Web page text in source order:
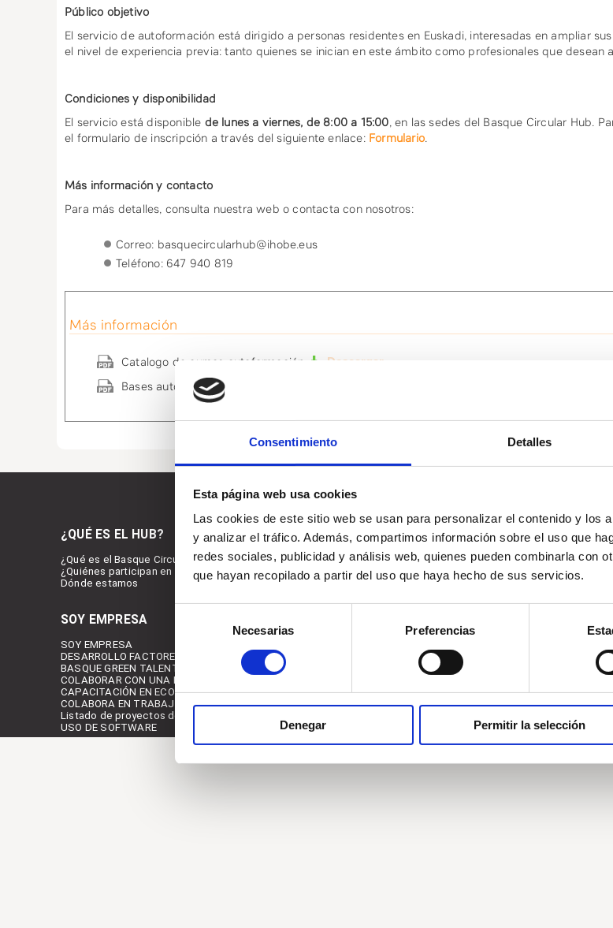
Consentimiento Detalles
Esta página web usa cookies
Las cookies de este sitio web se usan para personalizar el contenido y los
y analizar el tráfico. Además, compartimos información sobre el uso que
redes sociales, publicidad y análisis web, quienes pueden combinarla con
que hayan recopilado a partir del uso que haya hecho de sus servicios.
consentimiento
Necesarias Preferencias
Denegar Permitir la selección
Público objetivo
El servicio de autoformación está dirigido a personas residentes en Euskadi, interesadas en ampliar
el nivel de experiencia previa: tanto quienes se inician en este ámbito como profesionales que
Condiciones y disponibilidad
El servicio está disponible de lunes a viernes, de 8:00 a 15:00, en las sedes del Basque Circular Hub.
el formulario de inscripción a través del siguiente enlace: Formulario.
Más información y contacto
Para más detalles, consulta nuestra web o contacta con nosotros:
Correo: basquecircularhub@ihobe.eus
Teléfono: 647 940 819
Más información
Catalogo de cursos autoformación
Bases autoformación
¿QUÉ ES EL HUB?
¿Qué es el Basque Circular HUB?
¿Quiénes participan en la iniciativa?
Dónde estamos
NOTICIAS PUBLICACIONES
Egela
SOY EMPRESA
SOY EMPRESA
DESARROLLO FACTORES DE CARACTERIZACIÓN
BASQUE GREEN TALENT
COLABORAR CON UNA PERSONA JOVEN
CAPACITACIÓN EN ECONOMÍA CIRCULAR
COLABORA EN TRABAJOS FIN DE ESTUDIO Y TRABAJOS DE DOCTORADO
Listado de proyectos desarrollados
USO DE SOFTWARE
BASQUE GREEN TALENT
TRABAJOS FIN DE